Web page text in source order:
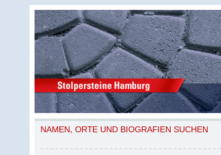
NAMEN, ORTE UND BIOGRAFIEN SUCHEN